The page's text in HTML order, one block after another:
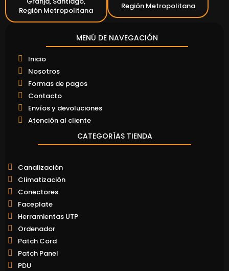
Región Metropolitana
Región Metropolitana
MENÚ DE NAVEGACIÓN
Inicio
Nosotros
Formas de pagos
Contacto
Envíos y devoluciones
Atención al cliente
CATEGORÍAS TIENDA
Canalización
Climatización
Conectores
Faceplate
Herramientas UTP
Ordenador
Patch Cord
Patch Panel
PDU